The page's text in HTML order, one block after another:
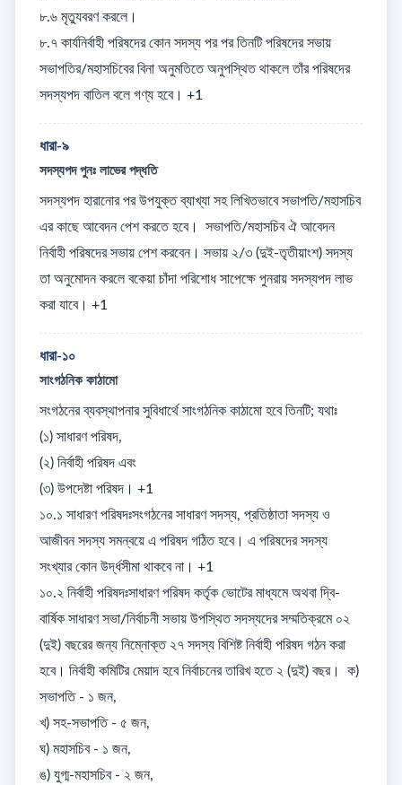
৮.৬ মৃত্যুবরণ করলে।
৮.৭ কার্যনির্বাহী পরিষদের কোন সদস্য পর পর তিনটি পরিষদের সভায়
সভাপতির/মহাসচিবের বিনা অনুমতিতে অনুপস্থিত থাকলে তাঁর পরিষদের
সদস্যপদ বাতিল বলে গণ্য হবে। +1
ধারা-৯
সদস্যপদ পুনঃ লাভের পদ্ধতি
সদস্যপদ হারানোর পর উপযুক্ত ব্যাখ্যা সহ লিখিতভাবে সভাপতি/মহাসচিব
এর কাছে আবেদন পেশ করতে হবে।  সভাপতি/মহাসচিব ঐ আবেদন
নির্বাহী পরিষদের সভায় পেশ করবেন। সভায় ২/৩ (দুই-তৃতীয়াংশ) সদস্য
তা অনুমোদন করলে বকেয়া চাঁদা পরিশোধ সাপেক্ষে পুনরায় সদস্যপদ লাভ
করা যাবে। +1
ধারা-১০
সাংগঠনিক কাঠামো
সংগঠনের ব্যবস্থাপনার সুবিধার্থে সাংগঠনিক কাঠামো হবে তিনটি; যথাঃ
(১) সাধারণ পরিষদ,
(২) নির্বাহী পরিষদ এবং
(৩) উপদেষ্টা পরিষদ। +1
১০.১ সাধারণ পরিষদঃসংগঠনের সাধারণ সদস্য, প্রতিষ্ঠাতা সদস্য ও
আজীবন সদস্য সমন্বয়ে এ পরিষদ গঠিত হবে। এ পরিষদের সদস্য
সংখ্যার কোন উর্দ্ধসীমা থাকবে না। +1
১০.২ নির্বাহী পরিষদঃসাধারণ পরিষদ কর্তৃক ভোটের মাধ্যমে অথবা দ্বি-
বার্ষিক সাধারণ সভা/নির্বাচনী সভায় উপস্থিত সদস্যদের সম্মতিক্রমে ০২
(দুই) বছরের জন্য নিম্নোক্ত ২৭ সদস্য বিশিষ্ট নির্বাহী পরিষদ গঠন করা
হবে। নির্বাহী কমিটির মেয়াদ হবে নির্বাচনের তারিখ হতে ২ (দুই) বছর।  ক)
সভাপতি - ১ জন,
খ) সহ-সভাপতি - ৫ জন,
ঘ) মহাসচিব - ১ জন,
ঙ) যুগ্ম-মহাসচিব - ২ জন,